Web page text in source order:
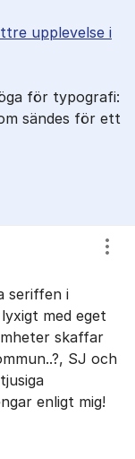
upplevelse i
för typografi:
sändes för ett
seriffen i
med eget
skaffar
SJ och
enligt mig!